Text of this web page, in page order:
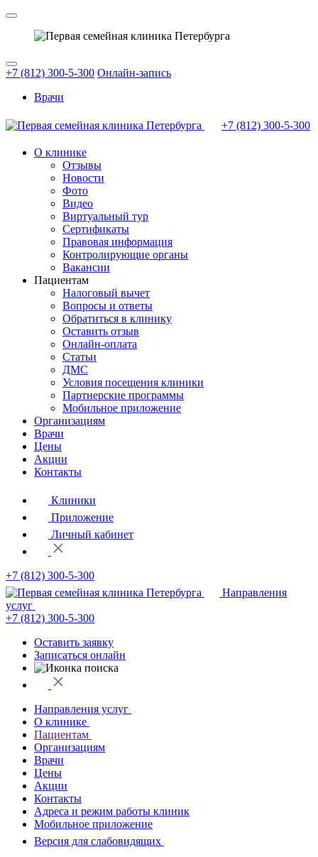
+7 (812) 300-5-300 Онлайн-запись
Врачи
+7 (812) 300-5-300
О клинике
Отзывы
Новости
Фото
Видео
Виртуальный тур
Сертификаты
Правовая информация
Контролирующие органы
Вакансии
Пациентам
Налоговый вычет
Вопросы и ответы
Обратиться в клинику
Оставить отзыв
Онлайн-оплата
Статьи
ДМС
Условия посещения клиники
Партнерские программы
Мобильное приложение
Организациям
Врачи
Цены
Акции
Контакты
Клиники
Приложение
Личный кабинет
+7 (812) 300-5-300
Направления
услуг
+7 (812) 300-5-300
Оставить заявку
Записаться онлайн
Направления услуг
О клинике
Пациентам
Организациям
Врачи
Цены
Акции
Контакты
Адреса и режим работы клиник
Мобильное приложение
Версия для слабовидящих